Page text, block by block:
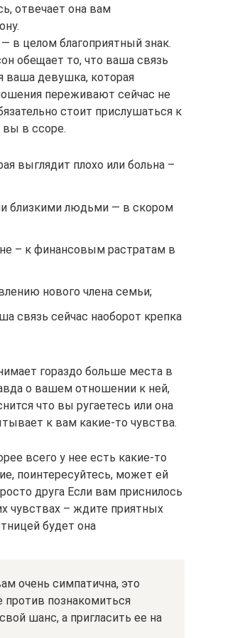
отвечает она вам
в целом благоприятный знак.
обещает то, что ваша связь
ваша девушка, которая
переживают сейчас не
стоит прислушаться к
вы в ссоре.
выглядит плохо или больна –
близкими людьми — в скором
– к финансовым растратам в
нового члена семьи;
связь сейчас наоборот крепка
гораздо больше места в
о вашем отношении к ней,
что вы ругаетесь или она
к вам какие-то чувства.
всего у нее есть какие-то
поинтересуйтесь, может ей
друга Если вам приснилось
чувствах – ждите приятных
будет она
очень симпатична, это
против познакомиться
шанс, а пригласить ее на